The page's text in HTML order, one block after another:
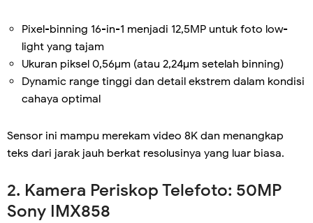
Pixel-binning 16-in-1 menjadi 12,5MP untuk foto low-
light yang tajam
Ukuran piksel 0,56µm (atau 2,24µm setelah binning)
Dynamic range tinggi dan detail ekstrem dalam kondisi
cahaya optimal
Sensor ini mampu merekam video 8K dan menangkap
teks dari jarak jauh berkat resolusinya yang luar biasa.
2. Kamera Periskop Telefoto: 50MP
Sony IMX858